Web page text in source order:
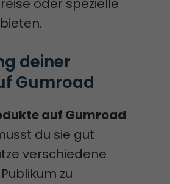
oder spezielle
deiner
Gumroad
auf Gumroad
du sie gut
verschiedene
zu